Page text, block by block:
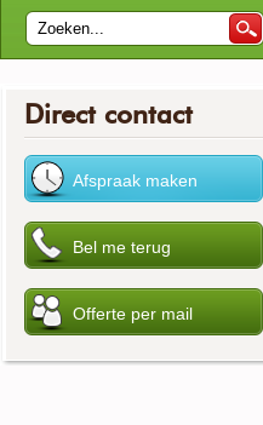
Direct contact